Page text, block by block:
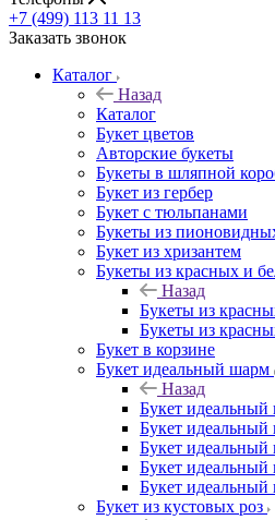
+7 (499) 113 11 13
Заказать звонок
Каталог
Назад
Каталог
Букет цветов
Авторские букеты
Букеты в шляпной
Букет из гербер
Букет с тюльпанами
Букеты из
Букет из хризантем
Букеты из красных и
Назад
Букеты из
Букеты из
Букет в корзине
Букет идеальный шарм
Назад
Букет
Букет
Букет
Букет
Букет
Букет из кустовых роз